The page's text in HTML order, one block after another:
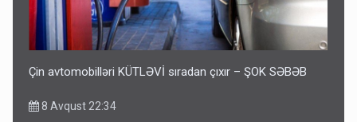
Çin avtomobilləri KÜTLƏVİ sıradan çıxır – ŞOK SƏBƏB
8 Avqust 22:34